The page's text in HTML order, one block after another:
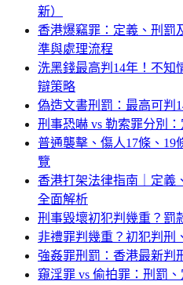
新）
香港爆竊罪：定義、刑罰
準與處理流程
洗黑錢最高判14年！不知
辯策略
偽造文書刑罰：最高可判
刑事恐嚇 vs 勒索罪分別
普通襲擊、傷人17條、19
覽
香港打架法律指南｜定義
全面解析
刑事毀壞初犯判幾重？罰
非禮罪判幾重？初犯判刑
強姦罪刑罰：香港最新判
窺淫罪 vs 偷拍罪：刑罰